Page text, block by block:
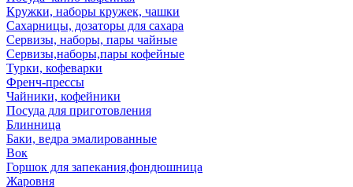
Кружки, наборы кружек, чашки
Сахарницы, дозаторы для сахара
Сервизы, наборы, пары чайные
Сервизы,наборы,пары кофейные
Турки, кофеварки
Френч-прессы
Чайники, кофейники
Посуда для приготовления
Блинница
Баки, ведра эмалированные
Вок
Горшок для запекания,фондюшница
Жаровня